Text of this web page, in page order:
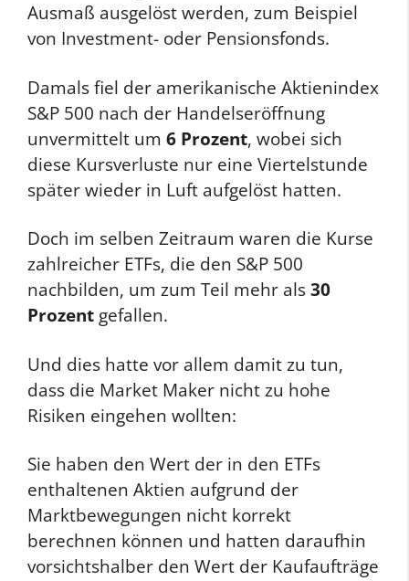
Ausmaß ausgelöst werden, zum Beispiel
von Investment- oder Pensionsfonds.
Damals fiel der amerikanische Aktienindex
S&P 500 nach der Handelseröffnung
unvermittelt um 6 Prozent, wobei sich
diese Kursverluste nur eine Viertelstunde
später wieder in Luft aufgelöst hatten.
Doch im selben Zeitraum waren die Kurse
zahlreicher ETFs, die den S&P 500
nachbilden, um zum Teil mehr als 30
Prozent gefallen.
Und dies hatte vor allem damit zu tun,
dass die Market Maker nicht zu hohe
Risiken eingehen wollten:
Sie haben den Wert der in den ETFs
enthaltenen Aktien aufgrund der
Marktbewegungen nicht korrekt
berechnen können und hatten daraufhin
vorsichtshalber den Wert der Kaufaufträge